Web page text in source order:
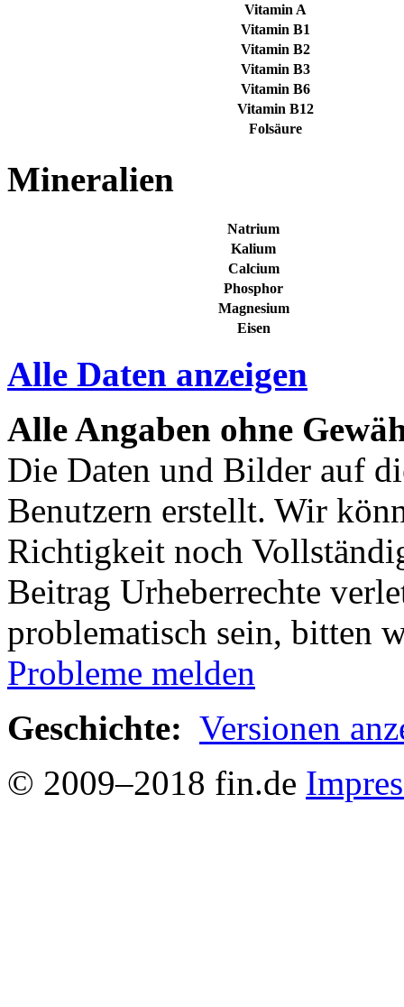
Vitamin A
Vitamin B1
Vitamin B2
Vitamin B3
Vitamin B6
Vitamin B12
Folsäure
Mineralien
Natrium
Kalium
Calcium
Phosphor
Magnesium
Eisen
Alle Daten anzeigen
Alle Angaben ohne
Die Daten und Bilder auf
Benutzern erstellt. Wir
Richtigkeit noch
Beitrag Urheberrechte
problematisch sein, bitten
Probleme melden
Geschichte: Versionen
© 2009–2018 fin.de